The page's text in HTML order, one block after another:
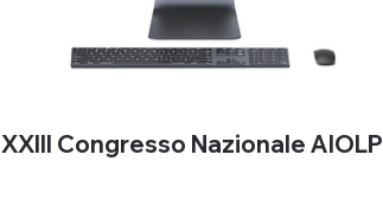
XXIII Congresso Nazionale AIOLP